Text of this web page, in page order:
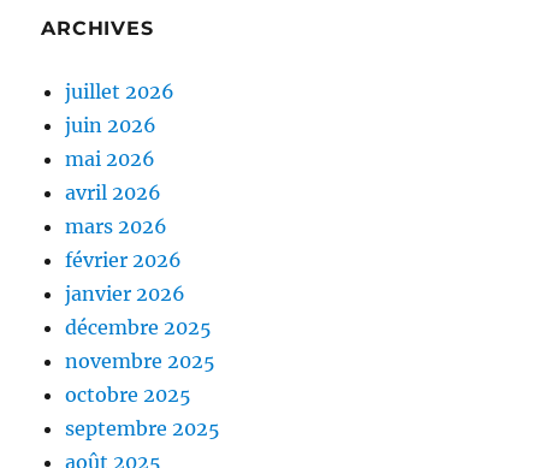
ARCHIVES
juillet 2026
juin 2026
mai 2026
avril 2026
mars 2026
février 2026
janvier 2026
décembre 2025
novembre 2025
octobre 2025
septembre 2025
août 2025